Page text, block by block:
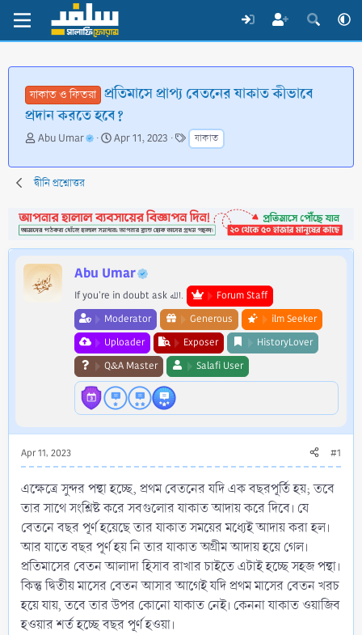
যাকাত ও ফিতরা প্রতিমাসে প্রাপ্য বেতনের যাকাত কীভাবে
প্রদান করতে হবে?
T
r
e
d
s
r
t
Abu Umar
S
a
d
a
Apr 11, 2023
T
a
g
যাকাত
দ্বীনি প্রশ্নোত্তর
Abu Umar
If you're in doubt ask الله.
Forum Staff
Moderator
Generous
ilm Seeker
Uploader
Exposer
HistoryLover
Q&A Master
Salafi User
Apr 11, 2023 #1
এক্ষেত্রে সুন্দর পন্থা হচ্ছে, প্রথম বেতনের যদি এক বছরপূর্তি হয়; তবে
তার সাথে সংশ্লিষ্ট করে সবগুলোর যাকাত আদায় করে দিবে। যে
বেতনে বছর পূর্ণ হয়েছে তার যাকাত সময়ের মধ্যেই আদায় করা হল।
আর যাতে বছর পূর্ণ হয় নি তার যাকাত অগ্রীম আদায় হয়ে গেল।
প্রতিমাসের বেতন আলাদা হিসাব রাখার চাইতে এটাই হচ্ছে সহজ পন্থা।
কিন্তু দ্বিতীয় মাসের বেতন আসার আগেই যদি প্রথম মাসের বেতন খরচ
হয়ে যায়, তবে তার উপর কোনো যাকাত নেই। কেননা যাকাত ওয়াজিব
হওয়ার শর্ত হচ্ছে বছর পূর্ণ হওয়া।